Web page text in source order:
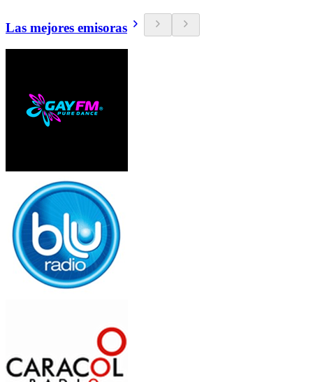
Las mejores emisoras